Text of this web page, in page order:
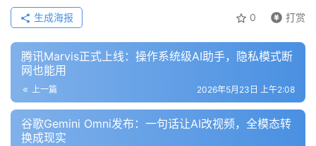
0 打赏
生成海报
腾讯Marvis正式上线：操作系统级AI助手，隐私模式断
网也能用
上一篇 2026年5月23日 上午2:08
谷歌Gemini Omni发布：一句话让AI改视频，全模态转
换成现实